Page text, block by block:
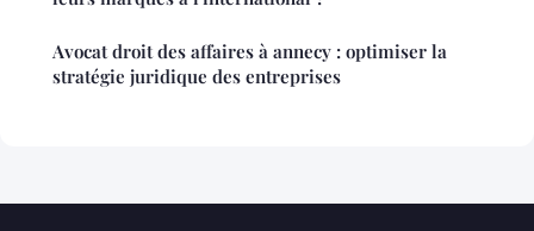
Avocat droit des affaires à annecy : optimiser la
stratégie juridique des entreprises